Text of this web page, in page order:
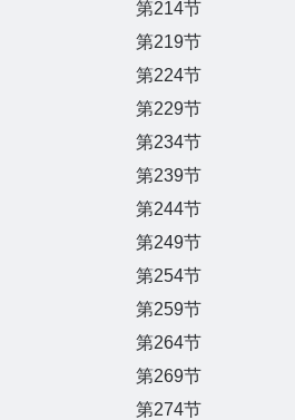
第214节
第219节
第224节
第229节
第234节
第239节
第244节
第249节
第254节
第259节
第264节
第269节
第274节